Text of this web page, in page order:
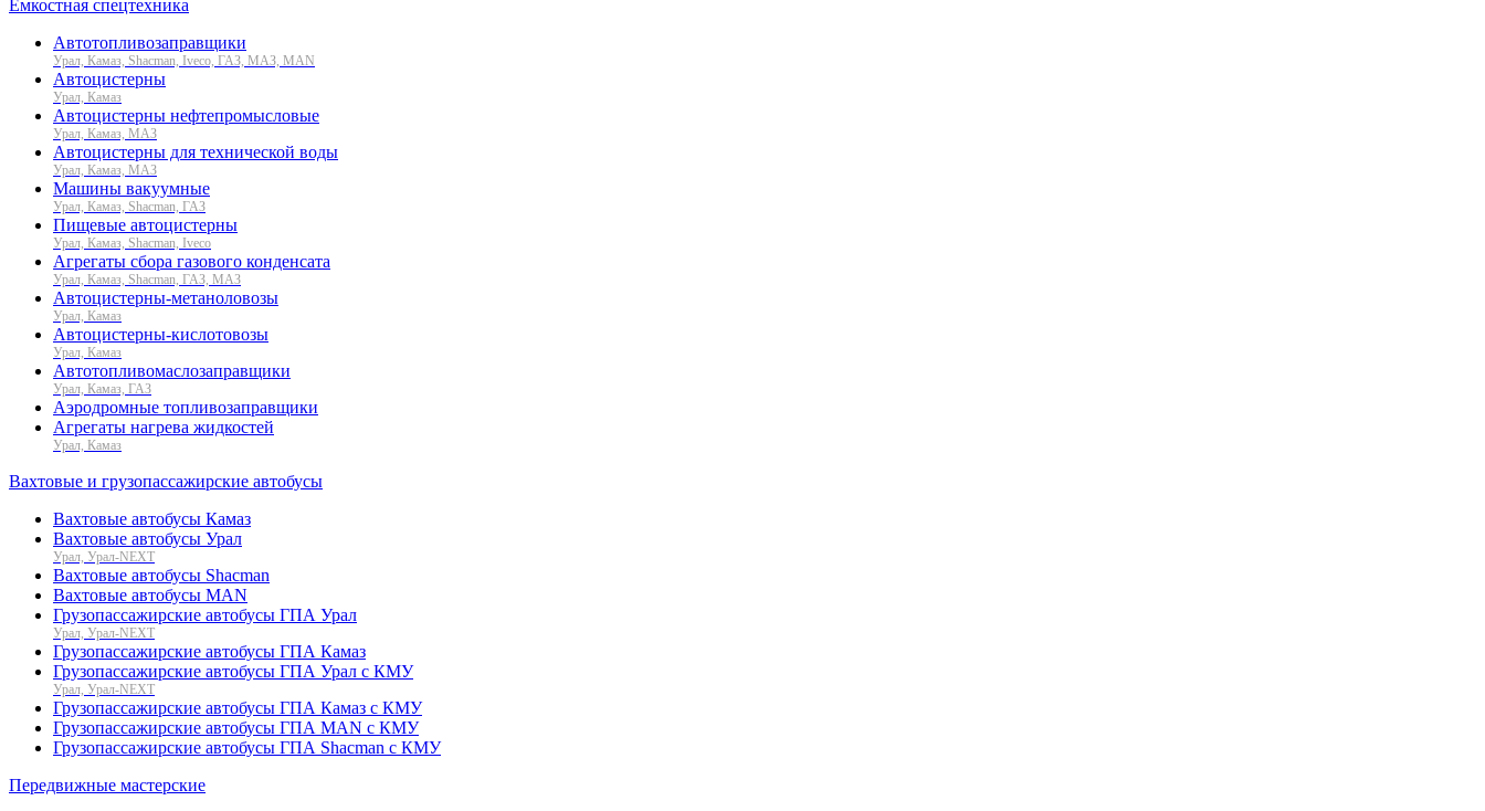
Емкостная спецтехника
Автотопливозаправщики
Урал, Камаз, Shacman, Iveco, ГАЗ, МАЗ, MAN
Автоцистерны
Урал, Камаз
Автоцистерны нефтепромысловые
Урал, Камаз, МАЗ
Автоцистерны для технической воды
Урал, Камаз, МАЗ
Машины вакуумные
Урал, Камаз, Shacman, ГАЗ
Пищевые автоцистерны
Урал, Камаз, Shacman, Iveco
Агрегаты сбора газового конденсата
Урал, Камаз, Shacman, ГАЗ, МАЗ
Автоцистерны-метаноловозы
Урал, Камаз
Автоцистерны-кислотовозы
Урал, Камаз
Автотопливомаслозаправщики
Урал, Камаз, ГАЗ
Аэродромные топливозаправщики
Агрегаты нагрева жидкостей
Урал, Камаз
Вахтовые и грузопассажирские автобусы
Вахтовые автобусы Камаз
Вахтовые автобусы Урал
Урал, Урал-NEXT
Вахтовые автобусы Shacman
Вахтовые автобусы MAN
Грузопассажирские автобусы ГПА Урал
Урал, Урал-NEXT
Грузопассажирские автобусы ГПА Камаз
Грузопассажирские автобусы ГПА Урал с КМУ
Урал, Урал-NEXT
Грузопассажирские автобусы ГПА Камаз с КМУ
Грузопассажирские автобусы ГПА MAN с КМУ
Грузопассажирские автобусы ГПА Shacman с КМУ
Передвижные мастерские